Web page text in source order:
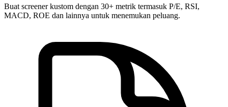
Buat screener kustom dengan 30+ metrik termasuk P/E, RSI,
MACD, ROE dan lainnya untuk menemukan peluang.